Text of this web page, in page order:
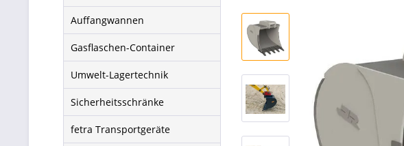
Auffangwannen
Gasflaschen-Container
Umwelt-Lagertechnik
Sicherheitsschränke
fetra Transportgeräte